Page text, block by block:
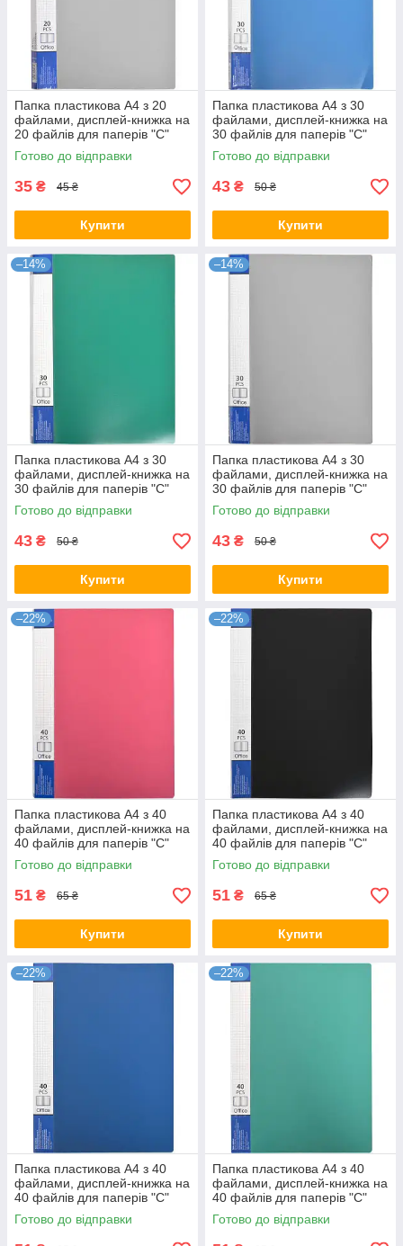
Папка пластикова А4 з 20
файлами, дисплей-книжка на
20 файлів для паперів "С"
Сіра KNZ
Готово до відправки
35 ₴ 45 ₴
Купити
Папка пластикова А4 з 30
файлами, дисплей-книжка на
30 файлів для паперів "С"
Синя KNZ
Готово до відправки
43 ₴ 50 ₴
Купити
–14%
Папка пластикова А4 з 30
файлами, дисплей-книжка на
30 файлів для паперів "С"
Зелена KNZ
Готово до відправки
43 ₴ 50 ₴
Купити
–14%
Папка пластикова А4 з 30
файлами, дисплей-книжка на
30 файлів для паперів "С"
Сіра KNZ
Готово до відправки
43 ₴ 50 ₴
Купити
–22%
Папка пластикова А4 з 40
файлами, дисплей-книжка на
40 файлів для паперів "С"
Червона KNZ
Готово до відправки
51 ₴ 65 ₴
Купити
–22%
Папка пластикова А4 з 40
файлами, дисплей-книжка на
40 файлів для паперів "С"
Чорна KNZ
Готово до відправки
51 ₴ 65 ₴
Купити
–22%
Папка пластикова А4 з 40
файлами, дисплей-книжка на
40 файлів для паперів "С"
Синя KNZ
Готово до відправки
–22%
Папка пластикова А4 з 40
файлами, дисплей-книжка на
40 файлів для паперів "С"
Зелена KNZ
Готово до відправки